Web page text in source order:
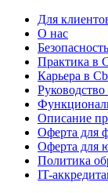
Для
О нас
Практика в
Карьера в
Руководство
Описание
Оферта для
Оферта для
Политика
IT-